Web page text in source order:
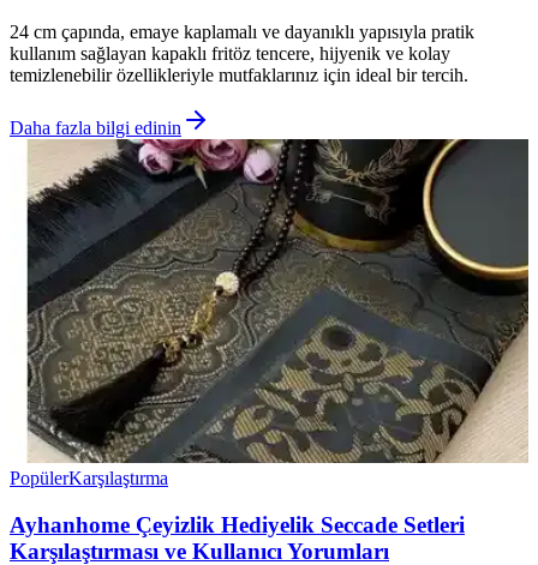
24 cm çapında, emaye kaplamalı ve dayanıklı yapısıyla pratik
kullanım sağlayan kapaklı fritöz tencere, hijyenik ve kolay
temizlenebilir özellikleriyle mutfaklarınız için ideal bir tercih.
Daha fazla bilgi edinin
PopülerKarşılaştırma
Ayhanhome Çeyizlik Hediyelik Seccade Setleri
Karşılaştırması ve Kullanıcı Yorumları